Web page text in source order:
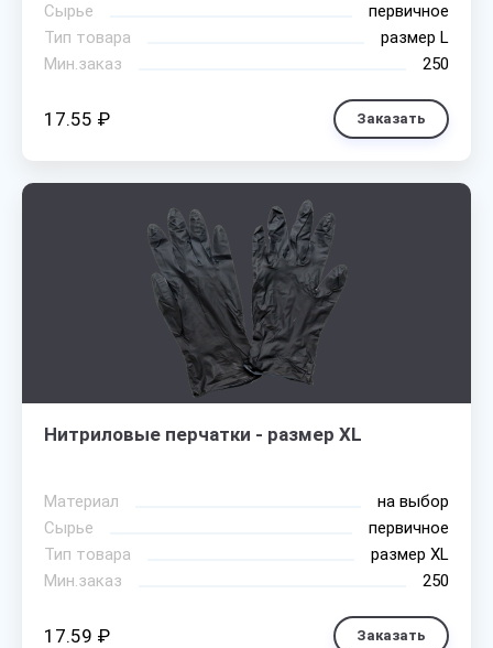
Сырье
первичное
Тип товара
размер L
Мин.заказ
250
17.55 ₽ Заказать
Нитриловые перчатки - размер XL
Материал
на выбор
Сырье
первичное
Тип товара
размер XL
Мин.заказ
250
17.59 ₽ Заказать